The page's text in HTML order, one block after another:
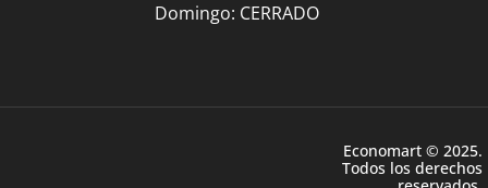
Domingo: CERRADO
Economart © 2025.
Todos los derechos